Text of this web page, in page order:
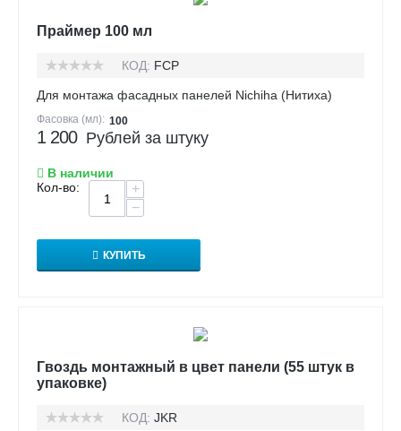
Праймер 100 мл
КОД: FCP
Для монтажа фасадных панелей Nichiha (Нитиха)
Фасовка (мл): 100
1 200 Рублей за штуку
В наличии
Кол-во:
+
−
КУПИТЬ
Гвоздь монтажный в цвет панели (55 штук в
упаковке)
КОД: JKR